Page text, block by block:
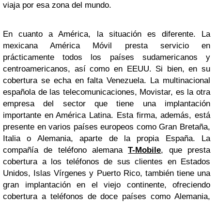
viaja por esa zona del mundo.
En cuanto a América, la situación es diferente. La
mexicana América Móvil presta servicio en
prácticamente todos los países sudamericanos y
centroamericanos, así como en EEUU. Si bien, en su
cobertura se echa en falta Venezuela. La multinacional
española de las telecomunicaciones, Movistar, es la otra
empresa del sector que tiene una implantación
importante en América Latina. Esta firma, además, está
presente en varios países europeos como Gran Bretaña,
Italia o Alemania, aparte de la propia España. La
compañía de teléfono alemanaT-Mobile, que presta
cobertura a los teléfonos de sus clientes en Estados
Unidos, Islas Vírgenes y Puerto Rico, también tiene una
gran implantación en el viejo continente, ofreciendo
cobertura a teléfonos de doce países como Alemania,